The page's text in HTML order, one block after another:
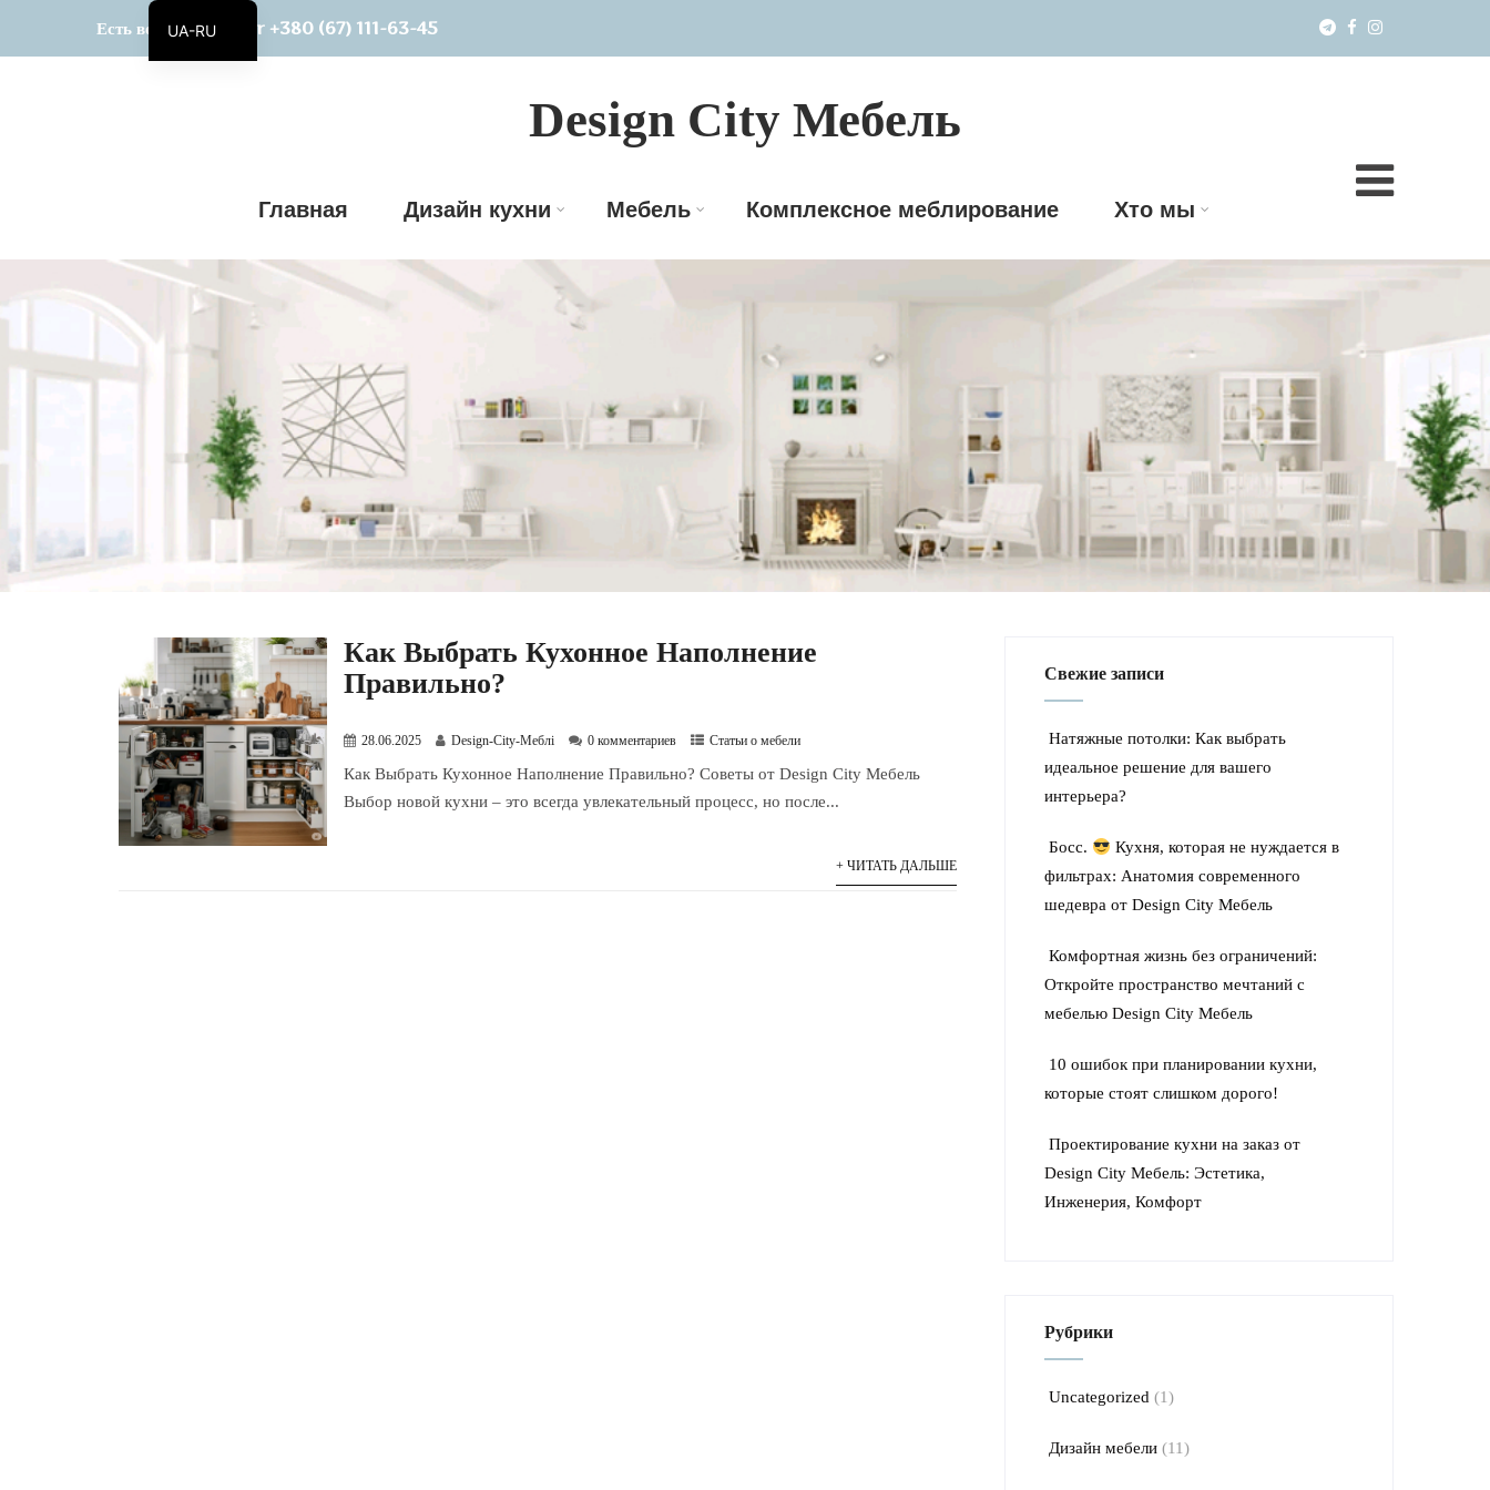
Есть вопросы? Viber +380 (67) 111-63-45
Design City Мебель
Главная Дизайн кухни Мебель Комплексное меблирование Хто мы
Как Выбрать Кухонное Наполнение
Правильно?
28.06.2025 Design-City-Меблі 0 комментариев Статьи о мебели
Как Выбрать Кухонное Наполнение Правильно? Советы от Design City Мебель
Выбор новой кухни – это всегда увлекательный процесс, но после...
+ ЧИТАТЬ ДАЛЬШЕ
Свежие записи
Натяжные потолки: Как выбрать
идеальное решение для вашего
интерьера?
Босс.
Кухня, которая не нуждается в
фильтрах: Анатомия современного
шедевра от Design City Мебель
Комфортная жизнь без ограничений:
Откройте пространство мечтаний с
мебелью Design City Мебель
10 ошибок при планировании кухни,
которые стоят слишком дорого!
Проектирование кухни на заказ от
Design City Мебель: Эстетика,
Инженерия, Комфорт
Рубрики
Uncategorized (1)
Дизайн мебели (11)
UA-RU
UA